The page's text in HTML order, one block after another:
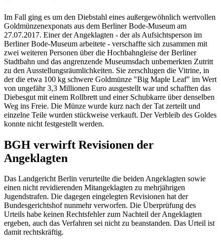
Im Fall ging es um den Diebstahl eines außergewöhnlich wertvollen
Goldmünzenexponats aus dem Berliner Bode-Museum am
27.07.2017. Einer der Angeklagten - der als Aufsichtsperson im
Berliner Bode-Museum arbeitete - verschaffte sich zusammen mit
zwei weiteren Personen über die Hochbahngleise der Berliner
Stadtbahn und das angrenzende Museumsdach unbemerkten Zutritt
zu den Ausstellungsräumlichkeiten. Sie zerschlugen die Vitrine, in
der die etwa 100 kg schwere Goldmünze "Big Maple Leaf" im Wert
von ungefähr 3,3 Millionen Euro ausgestellt war und schafften das
Diebesgut mit einem Rollbrett und einer Schubkarre über denselben
Weg ins Freie. Die Münze wurde kurz nach der Tat zerteilt und
einzelne Teile wurden stückweise verkauft. Der Verbleib des Goldes
konnte nicht festgestellt werden.
BGH verwirft Revisionen der
Angeklagten
Das Landgericht Berlin verurteilte die beiden Angeklagten sowie
einen nicht revidierenden Mitangeklagten zu mehrjährigen
Jugendstrafen. Die dagegen eingelegten Revisionen hat der
Bundesgerichtshof nunmehr verworfen. Die Überprüfung des
Urteils habe keinen Rechtsfehler zum Nachteil der Angeklagten
ergeben, auch das Verfahren sei nicht zu beanstanden. Das Urteil ist
damit rechtskräftig.